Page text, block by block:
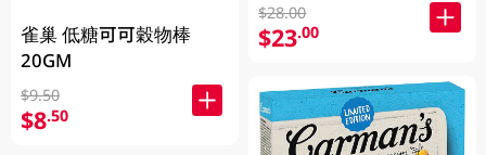
雀巢 低糖可可穀物棒
20GM
$9.50
$8.50
$28.00
$23.00